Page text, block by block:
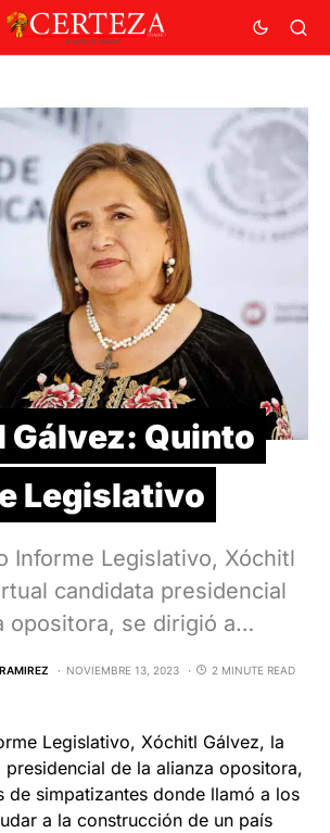
Gálvez: Quinto
Legislativo
Informe Legislativo, Xóchitl
candidata presidencial
opositora, se dirigió a…
NOVIEMBRE 13, 2023 2 MINUTE READ
Legislativo, Xóchitl Gálvez, la
de la alianza opositora,
de simpatizantes donde llamó a los
a la construcción de un país